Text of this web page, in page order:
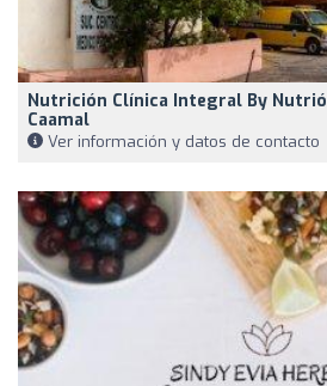
Nutrición Clínica Integral By
Caamal
Ver información y datos de contacto